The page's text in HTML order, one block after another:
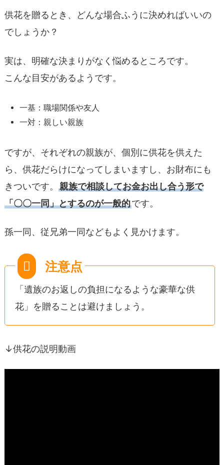
供花を贈るとき、どんな場合ふうに決めればいいの
でしょうか？
実は、明確な決まりがなく悩めるところです。
こんな目安があるようです。
一基：職場関係や友人
一対：親しい親族
ですが、それぞれの親族が、個別に供花を供えた
ら、供花だらけになってしまいますし、お財布にも
きついです。 親族で相談してお金お出し合う形で
「〇〇一同」とするのが一般的です。
孫一同、従兄弟一同などもよく見かけます。
「遺族のお返しの負担になるような豪華な供
花」を贈ることは避けましょう。
↓供花の説明動画